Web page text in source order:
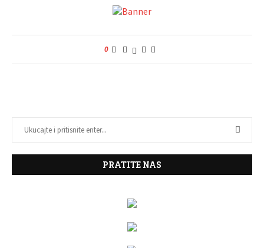
0
PRATITE NAS